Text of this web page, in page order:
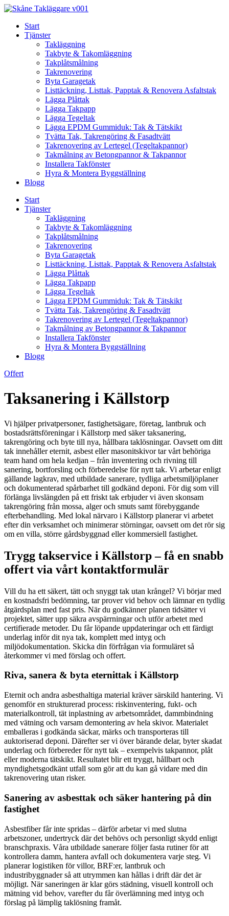
Skip
contentStart
Tjänster
Takläggning
Takbyte & Takomläggning
Takplåtsmålning
Takrenovering
Byta Garagetak
Listtäckning, Listtak, Papptak & Renovera Asfaltstak
Lägga Plåttak
Lägga Takpapp
Lägga Tegeltak
Lägga EPDM Gummiduk: Tak & Tätskikt
Tvätta Tak, Takrengöring & Fasadtvätt
Takrenovering av Lertegel (Tegeltakpannor)
Takmålning av Betongpannor & Takpannor
Installera Takfönster
Hyra & Montera Byggställning
Blogg
Start
Tjänster
Takläggning
Takbyte & Takomläggning
Takplåtsmålning
Takrenovering
Byta Garagetak
Listtäckning, Listtak, Papptak & Renovera Asfaltstak
Lägga Plåttak
Lägga Takpapp
Lägga Tegeltak
Lägga EPDM Gummiduk: Tak & Tätskikt
Tvätta Tak, Takrengöring & Fasadtvätt
Takrenovering av Lertegel (Tegeltakpannor)
Takmålning av Betongpannor & Takpannor
Installera Takfönster
Hyra & Montera Byggställning
Blogg
Offert
Taksanering i Källstorp
Vi hjälper privatpersoner, fastighetsägare, företag, lantbruk och
bostadsrättsföreningar i Källstorp med säker taksanering,
takrengöring och byte till nya, hållbara taklösningar. Oavsett om ditt
tak innehåller eternit, asbest eller masonitskivor tar vårt behöriga
team hand om hela kedjan – från inventering och rivning till
sanering, bortforsling och förberedelse för nytt tak. Vi arbetar enligt
gällande lagkrav, med utbildade sanerare, tydliga arbetsmiljöplaner
och dokumenterad spårbarhet till godkänd deponi. För dig som vill
förlänga livslängden på ett friskt tak erbjuder vi även skonsam
takrengöring från mossa, alger och smuts samt förebyggande
efterbehandling. Med lokal närvaro i Källstorp planerar vi arbetet
efter din verksamhet och minimerar störningar, oavsett om det rör sig
om en villa, större gårdsbyggnad eller kommersiell fastighet.
Trygg takservice i Källstorp – få en snabb
offert via vårt kontaktformulär
Vill du ha ett säkert, tätt och snyggt tak utan krångel? Vi börjar med
en kostnadsfri bedömning, tar prover vid behov och lämnar en tydlig
åtgärdsplan med fast pris. När du godkänner planen tidsätter vi
projektet, sätter upp säkra avspärrningar och utför arbetet med
certifierade metoder. Du får löpande uppdateringar och ett färdigt
underlag inför dit nya tak, komplett med intyg och
miljödokumentation. Skicka din förfrågan via formuläret så
återkommer vi med förslag och offert.
Riva, sanera & byta eternittak i Källstorp
Eternit och andra asbesthaltiga material kräver särskild hantering. Vi
genomför en strukturerad process: riskinventering, fukt- och
materialkontroll, tät inplastning av arbetsområdet, dammbindning
med vätning och varsam demontering av hela skivor. Materialet
emballeras i godkända säckar, märks och transporteras till
auktoriserad deponi. Därefter ser vi över bärande delar, byter skadat
underlag och förbereder för nytt tak – exempelvis takpannor, plåt
eller moderna tätskikt. Resultatet blir ett tryggt, hållbart och
myndighetsgodkänt utfall som gör att du kan gå vidare med din
takrenovering utan risker.
Sanering av asbesttak och säker hantering på din
fastighet
Asbestfiber får inte spridas – därför arbetar vi med slutna
arbetszoner, undertryck där det behövs och personligt skydd enligt
branschpraxis. Våra utbildade sanerare följer fasta rutiner för att
kontrollera damm, hantera avfall och dokumentera varje steg. Vi
planerar logistiken för villor, BRF:er, lantbruk och
industribyggnader så att utrymmen kan hållas i drift där det är
möjligt. När saneringen är klar görs städning, visuell kontroll och
mätning vid behov, varefter du får överlämning med intyg och
förslag på lämplig taklösning framåt.